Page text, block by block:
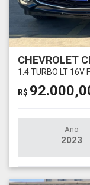
CHEVROLET
1.4 TURBO LT 16V
R$
Ano
2023